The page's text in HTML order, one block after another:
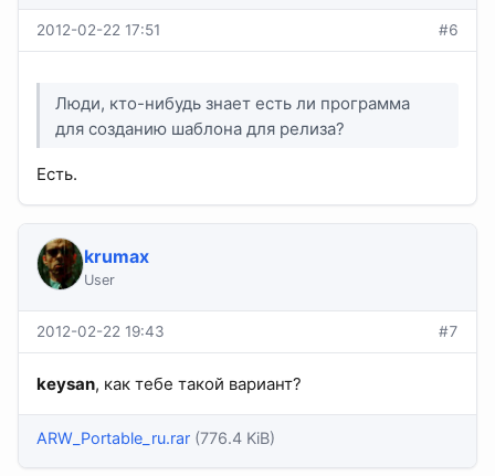
2012-02-22 17:51 #6
Люди, кто-нибудь знает есть ли программа
для созданию шаблона для релиза?
Есть.
krumax
User
2012-02-22 19:43 #7
keysan, как тебе такой вариант?
ARW_Portable_ru.rar (776.4 KiB)